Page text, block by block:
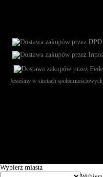
Jesteśmy w sieciach społecznościowych
Wybierz miasta